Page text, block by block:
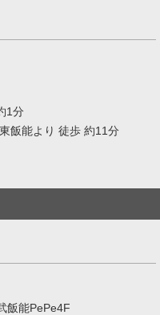
1分
飯能より 徒歩 約11分
飯能PePe4F